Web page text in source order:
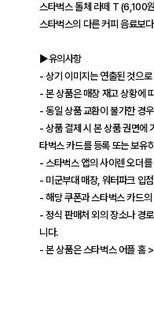
스타벅스 돌체 라떼 T (6,100
스타벅스의 다른 커피 음료보
▶유의사항
- 상기 이미지는 연출된 것으
- 본 상품은 매장 재고 상황에
- 동일 상품 교환이 불가한 경
- 상품 결제 시 본 상품 권면에
타벅스 카드를 등록 또는 보유
- 스타벅스 앱의 사이렌 오더
- 미군부대 매장, 워터파크 입
- 해당 쿠폰과 스타벅스 카드
- 정식 판매처 외의 장소나 경
니다.
- 본 상품은 스타벅스 어플 홈